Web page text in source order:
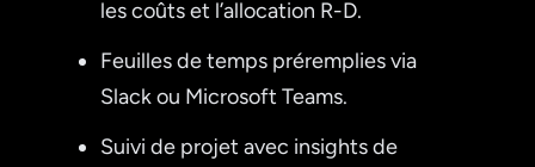
les coûts et l’allocation R-D.
Feuilles de temps préremplies via
Slack ou Microsoft Teams.
Suivi de projet avec insights de